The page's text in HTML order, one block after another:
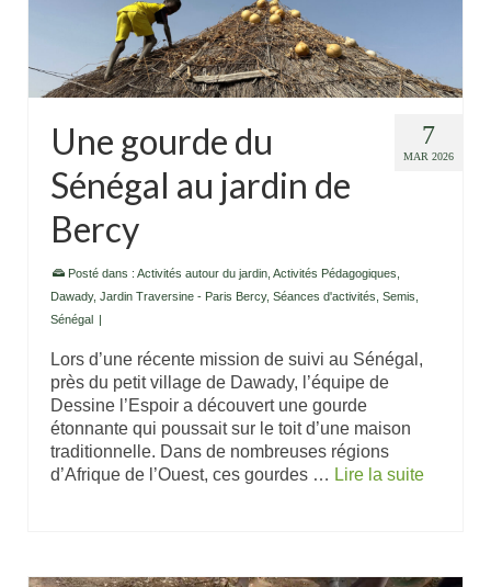
7
MAR 2026
Une gourde du
Sénégal au jardin de
Bercy
Posté dans : Activités autour du jardin Activités Pédagogiques
Dawady, Jardin Traversine - Paris Bercy, Séances d'activités Semis
Sénégal |
Lors d’une récente mission de suivi au Sénégal,
près du petit village de Dawady, l’équipe de
Dessine l’Espoir a découvert une gourde
étonnante qui poussait sur le toit d’une maison
traditionnelle. Dans de nombreuses régions
d’Afrique de l’Ouest, ces gourdes … Lire la suite